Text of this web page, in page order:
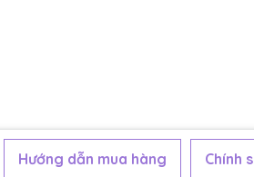
Hướng dẫn mua hàng Chính